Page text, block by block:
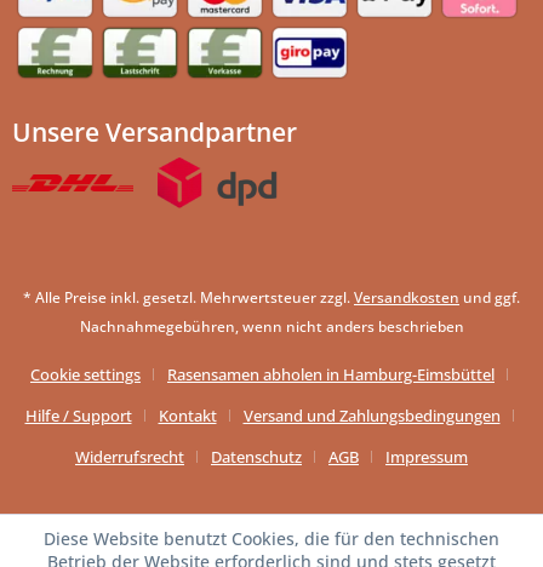
Unsere Versandpartner
* Alle Preise inkl. gesetzl. Mehrwertsteuer zzgl.Versandkosten und ggf.
Nachnahmegebühren, wenn nicht anders beschrieben
Cookie settings
Rasensamen abholen in Hamburg-Eimsbüttel
Hilfe / Support
Kontakt
Versand und Zahlungsbedingungen
Widerrufsrecht
Datenschutz AGB Impressum
Diese Website benutzt Cookies, die für den technischen
Betrieb der Website erforderlich sind und stets gesetzt